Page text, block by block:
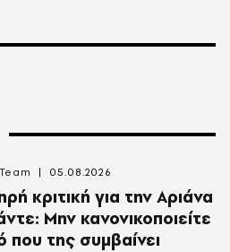
κριτική για την Αριάνα
Μην κανονικοποιείτε
που της συμβαίνει
05.08.2026